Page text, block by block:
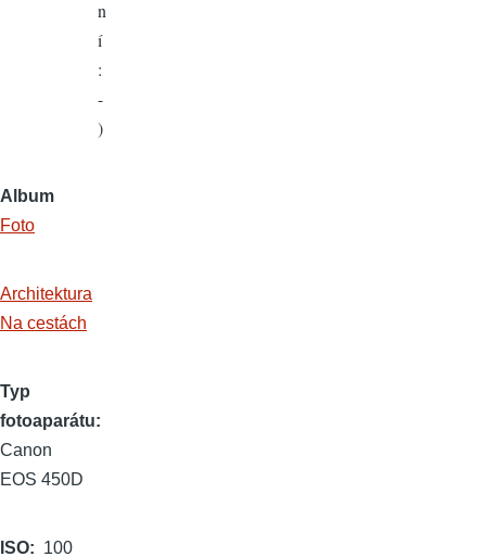
n
í
:
-
)
Album
Foto
Architektura
Na cestách
Typ
fotoaparátu
Canon
EOS 450D
ISO 100